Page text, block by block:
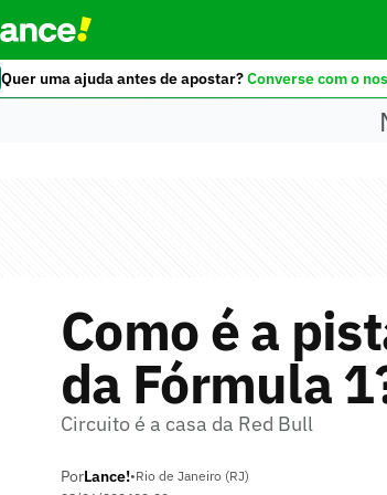
Quer uma ajuda antes de apostar?Converse com o
Como é a
da Fórmula
Circuito é a casa da Red Bull
PorLance!•Rio de Janeiro (RJ)